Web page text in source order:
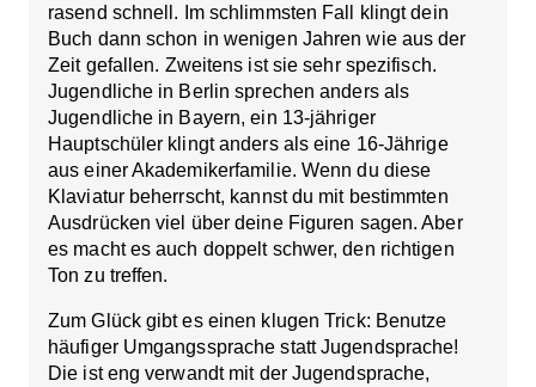
rasend schnell. Im schlimmsten Fall klingt dein
Buch dann schon in wenigen Jahren wie aus der
Zeit gefallen. Zweitens ist sie sehr spezifisch.
Jugendliche in Berlin sprechen anders als
Jugendliche in Bayern, ein 13-jähriger
Hauptschüler klingt anders als eine 16-Jährige
aus einer Akademikerfamilie. Wenn du diese
Klaviatur beherrscht, kannst du mit bestimmten
Ausdrücken viel über deine Figuren sagen. Aber
es macht es auch doppelt schwer, den richtigen
Ton zu treffen.
Zum Glück gibt es einen klugen Trick: Benutze
häufiger Umgangssprache statt Jugendsprache!
Die ist eng verwandt mit der Jugendsprache,